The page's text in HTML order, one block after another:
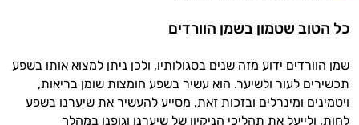
כל הטוב שטמון בשמן הוורדים
שמן הוורדים ידוע מזה שנים בסגולותיו, ולכן ניתן למצוא אותו בשפע
תכשירים לעור ולשיער. הוא עשיר בשפע חומצות שומן בריאות,
ויטמינים ומינרלים ובזכות זאת, מסייע להעשיר את שיערנו בשפע
לחות, ולייעל את תהליכי הניקיון של שיערנו וגופנו במהלך